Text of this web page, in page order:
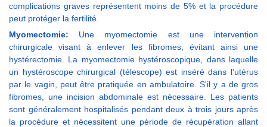
complications graves représentent moins de 5% et la procédure
peut protéger la fertilité.
Myomectomie: Une myomectomie est une intervention
chirurgicale visant à enlever les fibromes, évitant ainsi une
hystérectomie. La myomectomie hystéroscopique, dans laquelle
un hystéroscope chirurgical (télescope) est inséré dans l'utérus
par le vagin, peut être pratiquée en ambulatoire. S'il y a de gros
fibromes, une incision abdominale est nécessaire. Les patients
sont généralement hospitalisés pendant deux à trois jours après
la procédure et nécessitent une période de récupération allant